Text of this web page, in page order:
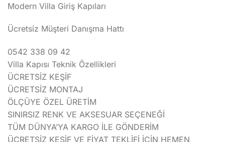
Modern Villa Giriş Kapıları
Ücretsiz Müşteri Danışma Hattı
0542 338 09 42
Villa Kapısı Teknik Özellikleri
ÜCRETSİZ KEŞİF
ÜCRETSİZ MONTAJ
ÖLÇÜYE ÖZEL ÜRETİM
SINIRSIZ RENK VE AKSESUAR SEÇENEĞİ
TÜM DÜNYA’YA KARGO İLE GÖNDERİM
ÜCRETSİZ KEŞİF VE FİYAT TEKLİFİ İÇİN HEMEN